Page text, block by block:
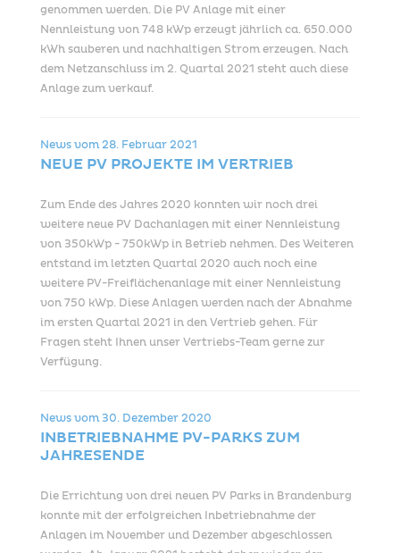
genommen werden. Die PV Anlage mit einer
Nennleistung von 748 kWp erzeugt jährlich ca. 650.000
kWh sauberen und nachhaltigen Strom erzeugen. Nach
dem Netzanschluss im 2. Quartal 2021 steht auch diese
Anlage zum verkauf.
News vom28. Februar 2021
NEUE PV PROJEKTE IM VERTRIEB
Zum Ende des Jahres 2020 konnten wir noch drei
weitere neue PV Dachanlagen mit einer Nennleistung
von 350kWp - 750kWp in Betrieb nehmen. Des Weiteren
entstand im letzten Quartal 2020 auch noch eine
weitere PV-Freiflächenanlage mit einer Nennleistung
von 750 kWp. Diese Anlagen werden nach der Abnahme
im ersten Quartal 2021 in den Vertrieb gehen. Für
Fragen steht Ihnen unser Vertriebs-Team gerne zur
Verfügung.
News vom 30. Dezember 2020
INBETRIEBNAHME PV-PARKS ZUM
JAHRESENDE
Die Errichtung von drei neuen PV Parks in Brandenburg
konnte mit der erfolgreichen Inbetriebnahme der
Anlagen im November und Dezember abgeschlossen